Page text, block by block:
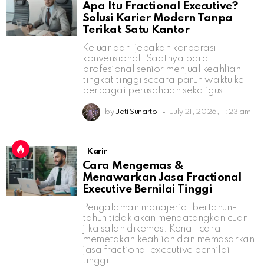
Apa Itu Fractional Executive?
Solusi Karier Modern Tanpa
Terikat Satu Kantor
Keluar dari jebakan korporasi
konvensional. Saatnya para
profesional senior menjual keahlian
tingkat tinggi secara paruh waktu ke
berbagai perusahaan sekaligus.
by Jati Sunarto July 21, 2026, 11:23 am
Karir
Cara Mengemas &
Menawarkan Jasa Fractional
Executive Bernilai Tinggi
Pengalaman manajerial bertahun-
tahun tidak akan mendatangkan cuan
jika salah dikemas. Kenali cara
memetakan keahlian dan memasarkan
jasa fractional executive bernilai
tinggi.